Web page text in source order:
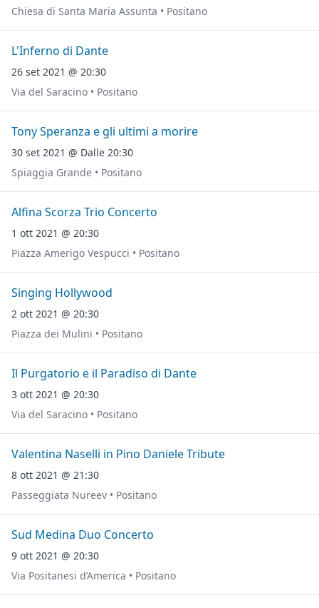
Chiesa di Santa Maria Assunta • Positano
L'Inferno di Dante
26 set 2021 @ 20:30
Via del Saracino • Positano
Tony Speranza e gli ultimi a morire
30 set 2021 @ Dalle 20:30
Spiaggia Grande • Positano
Alfina Scorza Trio Concerto
1 ott 2021 @ 20:30
Piazza Amerigo Vespucci • Positano
Singing Hollywood
2 ott 2021 @ 20:30
Piazza dei Mulini • Positano
Il Purgatorio e il Paradiso di Dante
3 ott 2021 @ 20:30
Via del Saracino • Positano
Valentina Naselli in Pino Daniele Tribute
8 ott 2021 @ 21:30
Passeggiata Nureev • Positano
Sud Medina Duo Concerto
9 ott 2021 @ 20:30
Via Positanesi d’America • Positano